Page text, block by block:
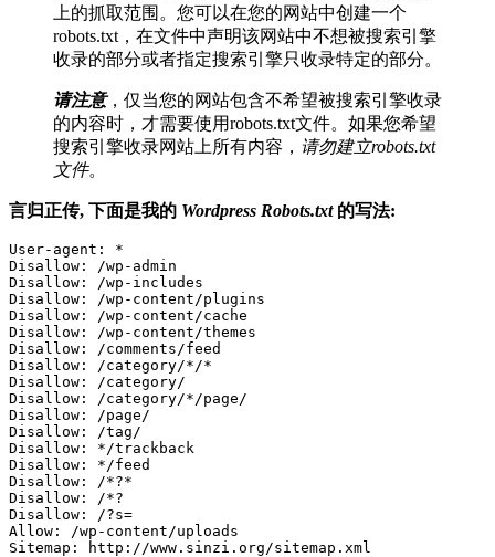
上的抓取范围。您可以在您的网站中创建一个
robots.txt，在文件中声明该网站中不想被搜索引擎
收录的部分或者指定搜索引擎只收录特定的部分。
请注意，仅当您的网站包含不希望被搜索引擎收录
的内容时，才需要使用robots.txt文件。如果您希望
搜索引擎收录网站上所有内容， 请勿建立robots.txt
文件。
言归正传, 下面是我的 Wordpress Robots.txt的写法:
User-agent: *
Disallow: /wp-admin
Disallow: /wp-includes
Disallow: /wp-content/plugins
Disallow: /wp-content/cache
Disallow: /wp-content/themes
Disallow: /comments/feed
Disallow: /category/*/*
Disallow: /category/
Disallow: /category/*/page/
Disallow: /page/
Disallow: /tag/
Disallow: */trackback
Disallow: */feed
Disallow: /*?*
Disallow: /*?
Disallow: /?s=
Allow: /wp-content/uploads
Sitemap: http://www.sinzi.org/sitemap.xml